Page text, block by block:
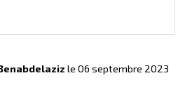
le 06 septembre 2023